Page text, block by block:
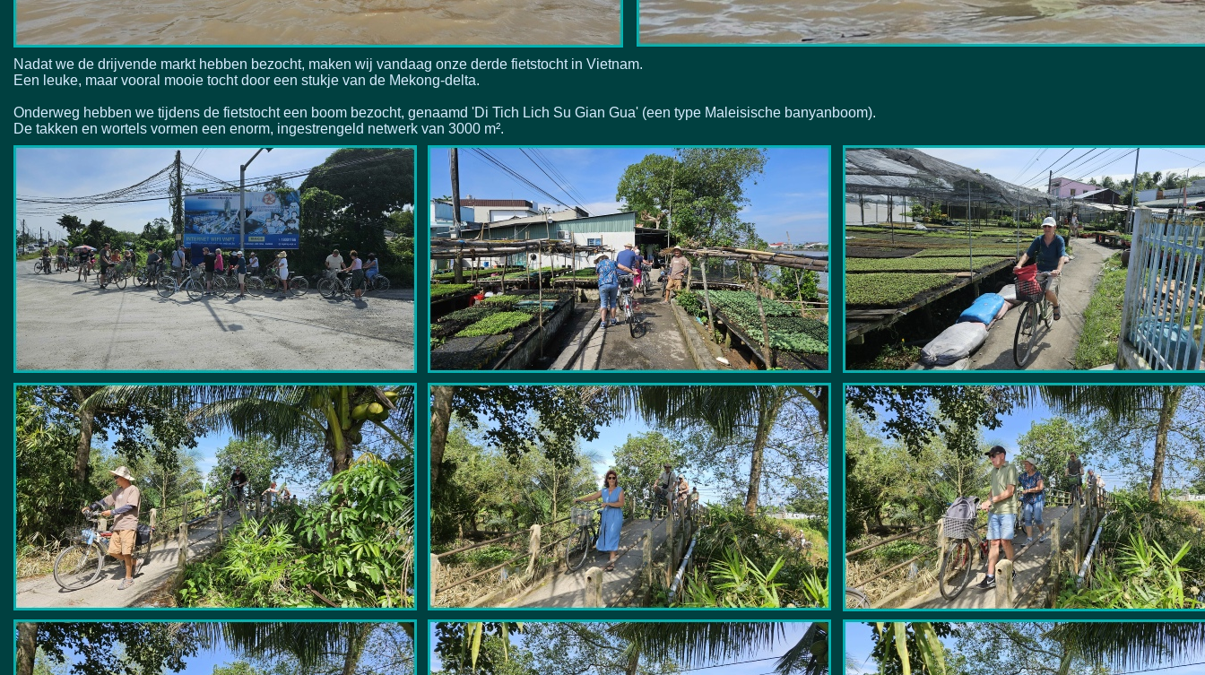
Nadat we de drijvende markt hebben bezocht, maken wij vandaag onze derde fietstocht in Vietnam.
Een leuke, maar vooral mooie tocht door een stukje van de Mekong-delta.
Onderweg hebben we tijdens de fietstocht een boom bezocht, genaamd 'Di Tich Lich Su Gian Gua' (een type Maleisische banyanboom).
De takken en wortels vormen een enorm, ingestrengeld netwerk van 3000 m².